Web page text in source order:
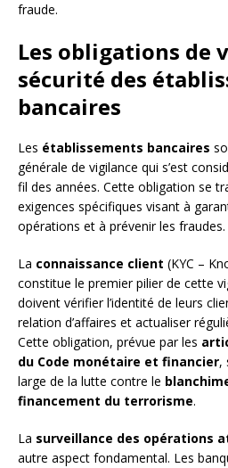
fraude.
Les obligations de
sécurité des
bancaires
Les établissements bancaires
générale de vigilance qui s’est
fil des années. Cette obligation se
exigences spécifiques visant à
opérations et à prévenir les fraudes.
La connaissance client (KYC –
constitue le premier pilier de cette
doivent vérifier l’identité de leurs
relation d’affaires et actualiser
Cette obligation, prévue par les
du Code monétaire et financier,
large de la lutte contre le
financement du terrorisme.
La surveillance des opérations
autre aspect fondamental. Les